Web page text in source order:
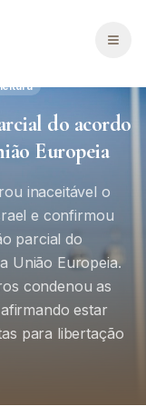
do acordo
Europeia
inaceitável o
e confirmou
parcial do
União Europeia.
condenou as
estar
para libertação